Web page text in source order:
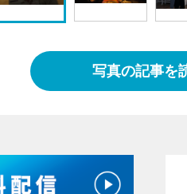
写真の記事を